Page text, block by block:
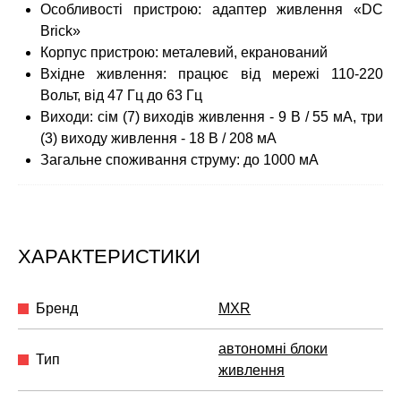
Особливості пристрою: адаптер живлення «DC
Brick»
Корпус пристрою: металевий, екранований
Вхідне живлення: працює від мережі 110-220
Вольт, від 47 Гц до 63 Гц
Виходи: сім (7) виходів живлення - 9 В / 55 мА, три
(3) виходу живлення - 18 В / 208 мА
Загальне споживання струму: до 1000 мА
ХАРАКТЕРИСТИКИ
Бренд MXR
Тип
автономні блоки
живлення